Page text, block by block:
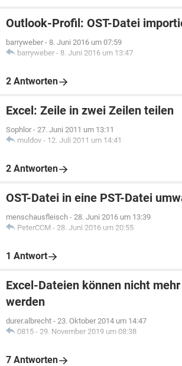
Outlook-Profil: OST-Datei
barryweber - 8. Juni 2016 um 07:59
barryweber - 8. Juni 2016 um 13:47
2 Antworten
Excel: Zeile in zwei Zeilen teilen
Sophlor - 27. Juni 2011 um 13:11
muldov - 12. Juli 2011 um 14:41
2 Antworten
OST-Datei in eine PST-Datei
menschausfleisch - 28. Juni 2016 um 13:39
PeterCCM - 28. Juni 2016 um 20:55
1 Antwort
Excel-Dateien können nicht
werden
durer.albrecht - 23. Oktober 2014 um 14:47
0815 - 29. November 2019 um 08:38
7 Antworten